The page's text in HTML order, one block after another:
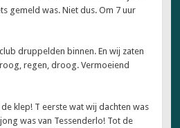
gemeld was. Niet dus. Om 7 uur
druppelden binnen. En wij zaten
regen, droog. Vermoeiend
klep! T eerste wat wij dachten was
was van Tessenderlo! Tot de